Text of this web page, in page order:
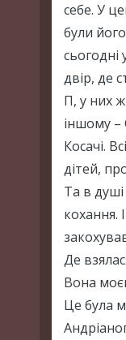
себе. У
були
сьогодні
двір, де
П, у них
іншому –
Косачі.
дітей,
Та в
кохання.
Де
Вона
Це була